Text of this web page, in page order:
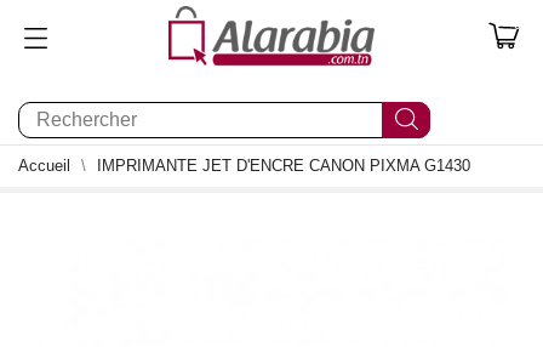
0
Accueil IMPRIMANTE JET D'ENCRE CANON PIXMA G1430